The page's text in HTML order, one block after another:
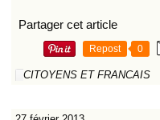
Partager cet article
Repost 0
CITOYENS ET FRANCAIS